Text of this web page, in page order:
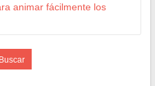
animar fácilmente los
Buscar